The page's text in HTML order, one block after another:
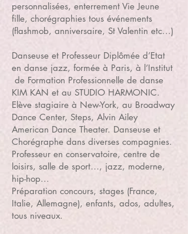
personnalisées, enterrement Vie Jeune
fille, chorégraphies tous événements
(flashmob, anniversaire, St Valentin etc...)
Danseuse et Professeur Diplômée d’Etat
en danse jazz, formée à Paris, à l’Institut
de Formation Professionnelle de danse
KIM KAN et au STUDIO HARMONIC.
Elève stagiaire à New-York, au Broadway
Dance Center, Steps, Alvin Ailey
American Dance Theater. Danseuse et
Chorégraphe dans diverses compagnies.
Professeur en conservatoire, centre de
loisirs, salle de sport…, jazz, moderne,
hip-hop...
Préparation concours, stages (France,
Italie, Allemagne), enfants, ados, adultes,
tous niveaux.